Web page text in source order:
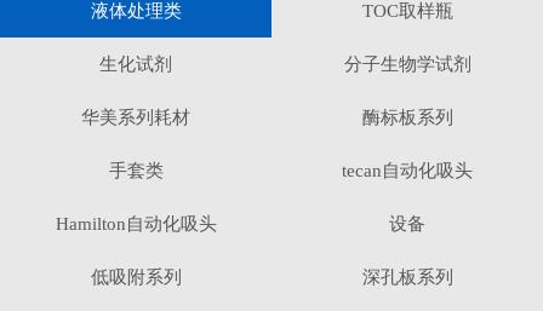
液体处理类 TOC取样瓶
生化试剂 分子生物学试剂
华美系列耗材 酶标板系列
手套类 tecan自动化吸头
Hamilton自动化吸头 设备
低吸附系列 深孔板系列